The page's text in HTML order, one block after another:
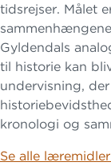
tidsrejser. Målet
Gyldendals
til historie kan
undervisning,
kronologi og
Se alle